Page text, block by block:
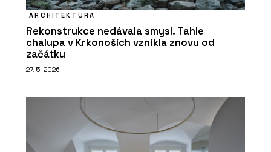
ARCHITEKTURA
Rekonstrukce nedávala smysl. Tahle
chalupa v Krkonoších vznikla znovu od
začátku
27. 5. 2026